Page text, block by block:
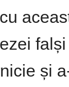
și